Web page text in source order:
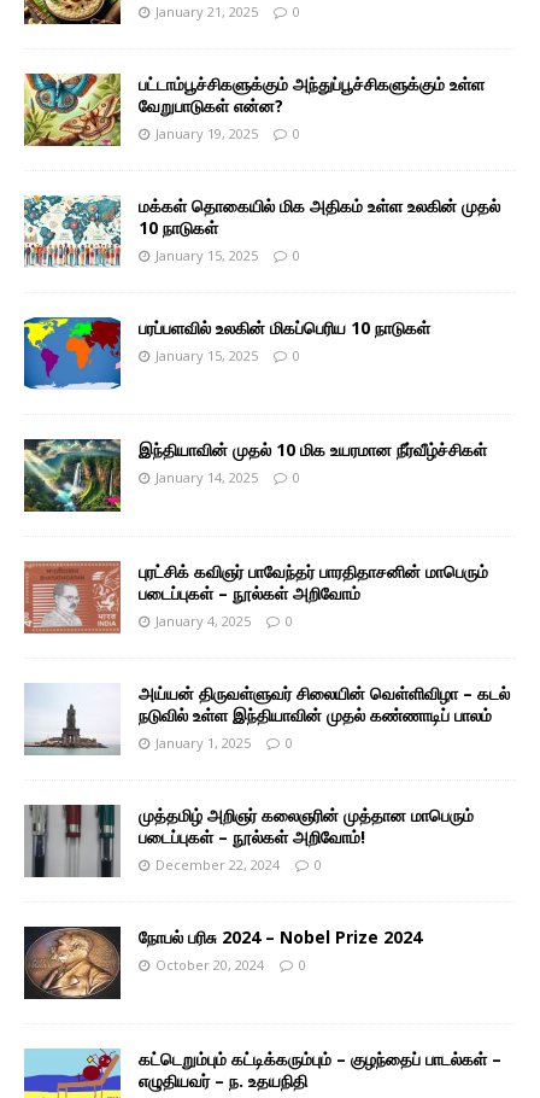
January 21, 2025 0
பட்டாம்பூச்சிகளுக்கும் அந்துப்பூச்சிகளுக்கும் உள்ள
வேறுபாடுகள் என்ன?
January 19, 2025 0
மக்கள் தொகையில் மிக அதிகம் உள்ள உலகின் முதல்
10 நாடுகள்
January 15, 2025 0
பரப்பளவில் உலகின் மிகப்பெரிய 10 நாடுகள்
January 15, 2025 0
இந்தியாவின் முதல் 10 மிக உயரமான நீர்வீழ்ச்சிகள்
January 14, 2025 0
புரட்சிக் கவிஞர் பாவேந்தர் பாரதிதாசனின் மாபெரும்
படைப்புகள் – நூல்கள் அறிவோம்
January 4, 2025 0
அய்யன் திருவள்ளுவர் சிலையின் வெள்ளிவிழா – கடல்
நடுவில் உள்ள இந்தியாவின் முதல் கண்ணாடிப் பாலம்
January 1, 2025 0
முத்தமிழ் அறிஞர் கலைஞரின் முத்தான மாபெரும்
படைப்புகள் – நூல்கள் அறிவோம்!
December 22, 2024 0
நோபல் பரிசு 2024 – Nobel Prize 2024
October 20, 2024 0
கட்டெறும்பும் கட்டிக்கரும்பும் – குழந்தைப் பாடல்கள் –
எழுதியவர் – ந. உதயநிதி